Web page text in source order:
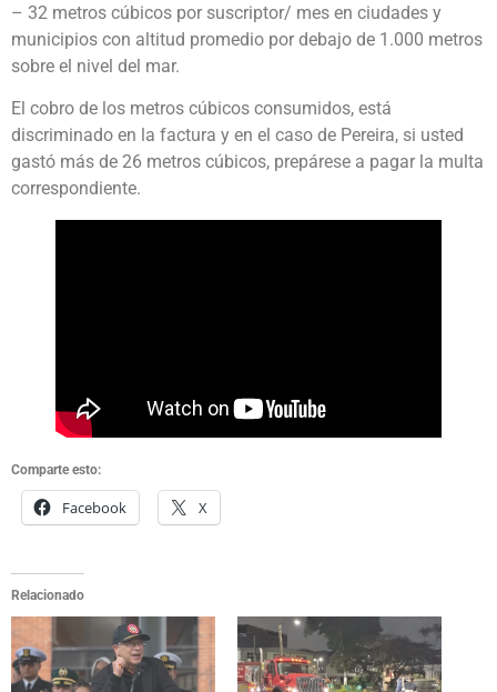
– 32 metros cúbicos por suscriptor/ mes en ciudades y
municipios con altitud promedio por debajo de 1.000 metros
sobre el nivel del mar.
El cobro de los metros cúbicos consumidos, está
discriminado en la factura y en el caso de Pereira, si usted
gastó más de 26 metros cúbicos, prepárese a pagar la multa
correspondiente.
Comparte esto:
Facebook X
Relacionado